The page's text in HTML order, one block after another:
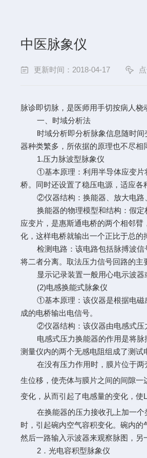
中医脉象仪
更新时间：2018-04-17
脉诊即切脉，是医师用手切按病人桡
一、时域分析法
时域分析即分析脉象信息随时间变
器种类繁多，所依据的原理也不尽相
1.压力脉波型脉象仪
①基本原理：利用半导体应变片将
桥。同时还设置了稳压电源，适应各
②仪器结构：换能器、放大电路、
换能器的物理模型和结构：假定桡
应变片，是惠斯通电桥的两个相邻
化，这样电桥就输出一个正比于总的
检测电路：该电路包括脉搏波信号
将二者分离。取法压力信号回路的主
显示记录装置一般用心电示波器
(2)电感换能式脉象仪
①基本原理：该仪器是根据电磁感
成的电桥输出电信号。
②仪器结构：该仪器由电感式压力
电感式压力换能器的作用是将脉搏
测量仪内的两个无感电阻组成了测试
在没有压力作用时，膜片位于两
生位移，使壳体与膜片之间的间隙一
变化，从而引起了电感量的变化，使L
在换能器的压力接收孔上加一个类
时，引起碗内空气容积变化。碗内
然后一路输入示波器来观察脉图，另
2．光电容积型脉象仪